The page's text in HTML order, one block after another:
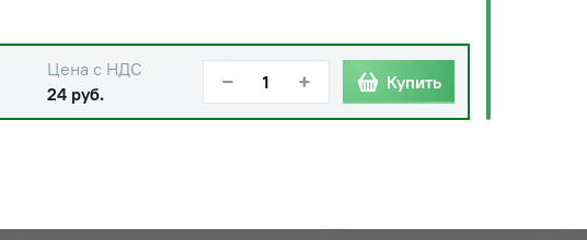
Цена с НДС
24 руб.
− + Купить